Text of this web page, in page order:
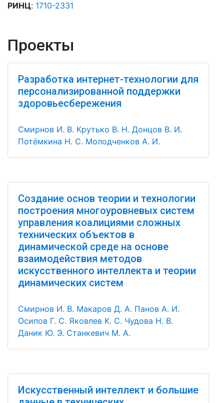
РИНЦ: 1710-2331
Проекты
Разработка интернет-технологии для
персонализированной поддержки
здоровьесбережения
Смирнов И. В. Крутько В. Н. Донцов В. И.
Потёмкина Н. С. Молодченков А. И.
Создание основ теории и технологии
построения многоуровневых систем
управления коалициями сложных
технических объектов в
динамической среде на основе
взаимодействия методов
искусственного интеллекта и теории
динамических систем
Смирнов И. В. Макаров Д. А. Панов А. И.
Осипов Г. С. Яковлев К. С. Чудова Н. В.
Даник Ю. Э. Станкевич М. А.
Искусственный интеллект и большие